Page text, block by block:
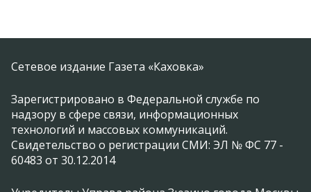
Сетевое издание Газета «Каховка»
Зарегистрировано в Федеральной службе по
надзору в сфере связи, информационных
технологий и массовых коммуникаций.
Свидетельство о регистрации СМИ: ЭЛ № ФС 77 -
60483 от 30.12.2014